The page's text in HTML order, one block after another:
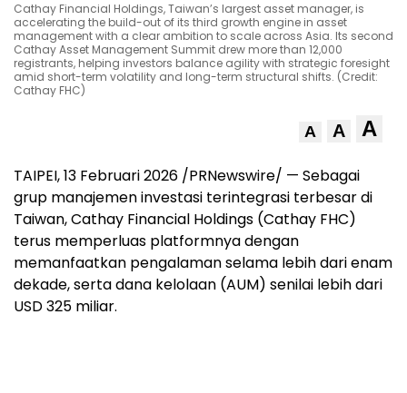
Cathay Financial Holdings, Taiwan’s largest asset manager, is
accelerating the build-out of its third growth engine in asset
management with a clear ambition to scale across Asia. Its second
Cathay Asset Management Summit drew more than 12,000
registrants, helping investors balance agility with strategic foresight
amid short-term volatility and long-term structural shifts. (Credit:
Cathay FHC)
A A A
TAIPEI, 13 Februari 2026 /PRNewswire/ — Sebagai
grup manajemen investasi terintegrasi terbesar di
Taiwan, Cathay Financial Holdings (Cathay FHC)
terus memperluas platformnya dengan
memanfaatkan pengalaman selama lebih dari enam
dekade, serta dana kelolaan (AUM) senilai lebih dari
USD 325 miliar.